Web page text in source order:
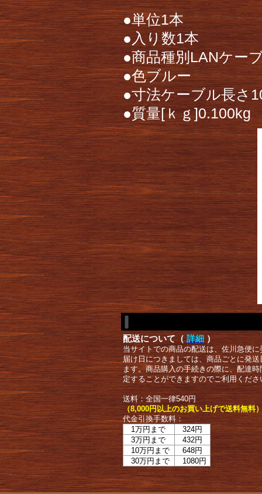
●単位1本
●入り数1本
●商品種別LANケー
●色ブルー
●寸法ケーブル長さ
●質量[ｋｇ]0.100kg
配送について（ 詳細 ）
当サイトでの商品の配送は、佐川急便
届け日につきましては、商品ごとに発
ます。商品購入の手続きの際に、配達
定することができますのでご利用くださ
送料：全国一律540円
（8,000円以上のお買い上げで送料無料
代金引換手数料：
1万円まで
324円
3万円まで
432円
10万円まで
648円
30万円まで
1080円